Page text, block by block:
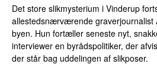
Det store slikmysterium i Vinderup
allestedsnærværende graverjournalist
byen. Hun fortæller seneste nyt,
interviewer en byrådspolitiker, der
der står bag uddelingen af slikposer.